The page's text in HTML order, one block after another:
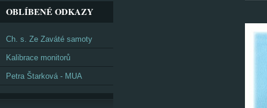
OBLÍBENÉ ODKAZY
Ch. s. Ze Zaváté samoty
Kalibrace monitorů
Petra Štarková - MUA